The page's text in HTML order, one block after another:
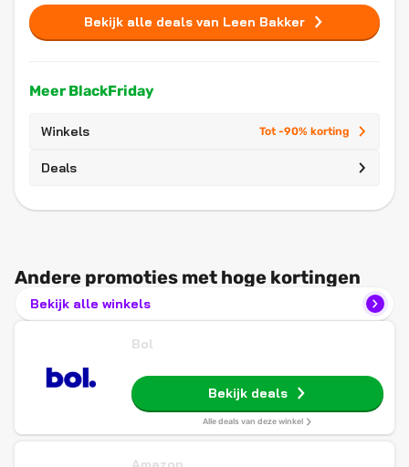
Bekijk alle deals van Leen Bakker
Meer BlackFriday
Winkels Tot -90% korting
Deals
Andere promoties met hoge kortingen
Bekijk alle winkels
Bol
Bekijk deals
Alle deals van deze winkel